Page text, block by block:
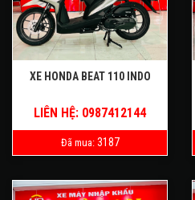
XE HONDA BEAT 110 INDO
LIÊN HỆ: 0987412144
Đã mua: 3187